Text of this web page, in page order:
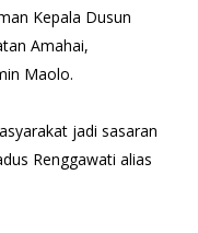
Kepala Dusun
Amahai,
Maolo.
jadi sasaran
Renggawati alias